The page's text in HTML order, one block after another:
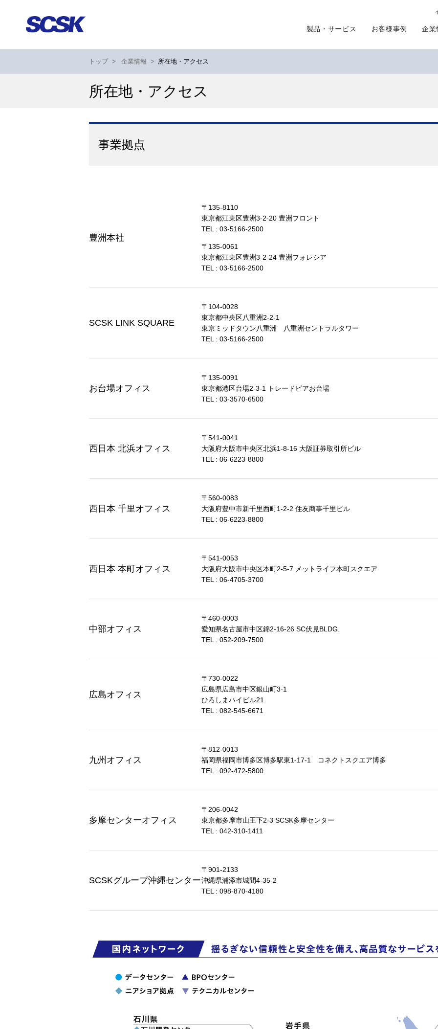
製品・サービス お客様事例 企業
トップ > 企業情報 > 所在地・アクセス
所在地・アクセス
事業拠点
豊洲本社
〒135-8110
東京都江東区豊洲3-2-20 豊洲フロント
TEL : 03-5166-2500
〒135-0061
東京都江東区豊洲3-2-24 豊洲フォレシア
TEL : 03-5166-2500
SCSK LINK SQUARE
〒104-0028
東京都中央区八重洲2-2-1
東京ミッドタウン八重洲 八重洲セントラルタワー
TEL : 03-5166-2500
お台場オフィス
〒135-0091
東京都港区台場2-3-1 トレードピアお台場
TEL : 03-3570-6500
西日本 北浜オフィス
〒541-0041
大阪府大阪市中央区北浜1-8-16 大阪証券取引所ビル
TEL : 06-6223-8800
西日本 千里オフィス
〒560-0083
大阪府豊中市新千里西町1-2-2 住友商事千里ビル
TEL : 06-6223-8800
西日本 本町オフィス
〒541-0053
大阪府大阪市中央区本町2-5-7 メットライフ本町スクエア
TEL : 06-4705-3700
中部オフィス
〒460-0003
愛知県名古屋市中区錦2-16-26 SC伏見BLDG.
TEL : 052-209-7500
広島オフィス
〒730-0022
広島県広島市中区銀山町3-1
ひろしまハイビル21
TEL : 082-545-6671
九州オフィス
〒812-0013
福岡県福岡市博多区博多駅東1-17-1 コネクトスクエア博多
TEL : 092-472-5800
多摩センターオフィス
〒206-0042
東京都多摩市山王下2-3 SCSK多摩センター
TEL : 042-310-1411
SCSKグループ沖縄センター
〒901-2133
沖縄県浦添市城間4-35-2
TEL : 098-870-4180